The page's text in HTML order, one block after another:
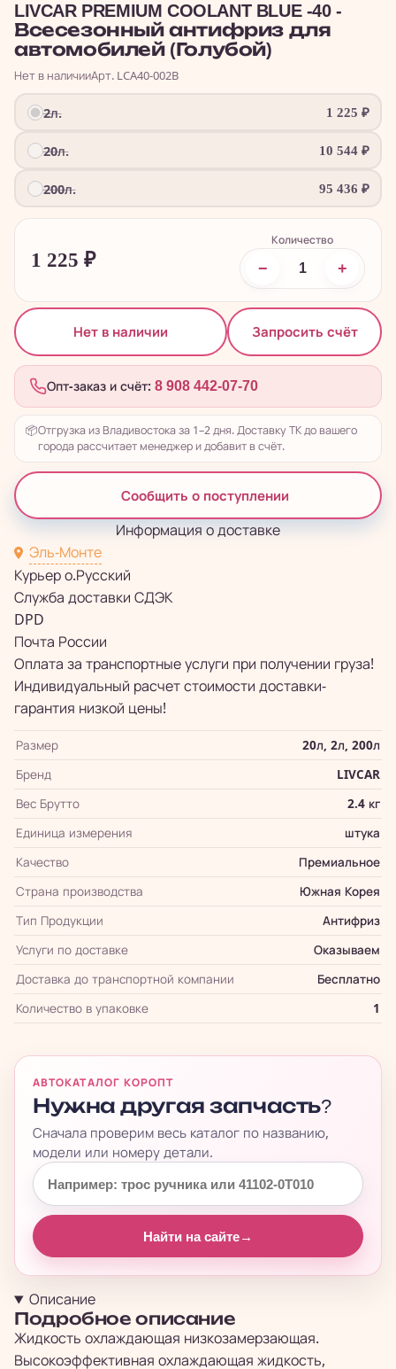
LIVCAR PREMIUM COOLANT BLUE -40 -
Всесезонный антифриз для
автомобилей (Голубой)
Нет в наличииАрт. LCA40-002B
2л. 1 225 ₽
20л. 10 544 ₽
200л. 95 436 ₽
1 225 ₽
Количество
− +
Нет в наличии Запросить счёт
Опт-заказ и счёт: 8 908 442-07-70
📦Отгрузка из Владивостока за 1–2 дня. Доставку ТК до вашего
города рассчитает менеджер и добавит в счёт.
Сообщить о поступлении
Информация о доставке
Эль-Монте
Курьер о.Русский
Служба доставки СДЭК
DPD
Почта России
Оплата за транспортные услуги при получении груза!
Индивидуальный расчет стоимости доставки-
гарантия низкой цены!
Размер
20л, 2л, 200л
Бренд
LIVCAR
Вес Брутто
2.4 кг
Единица измерения
штука
Качество
Премиальное
Страна производства
Южная Корея
Тип Продукции
Антифриз
Услуги по доставке
Оказываем
Доставка до транспортной компании
Бесплатно
Количество в упаковке
1
АВТОКАТАЛОГ КОРОПТ
Нужна другая запчасть?
Сначала проверим весь каталог по названию,
модели или номеру детали.
Найти на сайте→
Описание
Подробное описание
Жидкость охлаждающая низкозамерзающая.
Высокоэффективная охлаждающая жидкость,